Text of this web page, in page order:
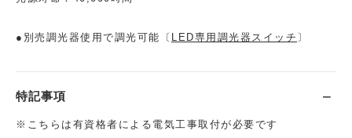
●別売調光器使用で調光可能〔 LED専用調光器スイッチ 〕
特記事項
※こちらは有資格者による電気工事取付が必要です